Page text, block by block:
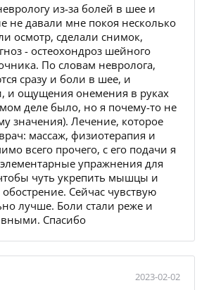
из-за болей в шее и
не давали мне покоя несколько
осмотр, сделали снимок,
- остеохондроз шейного
По словам невролога,
сразу и боли в шее, и
и ощущения онемения в руках
деле было, но я почему-то не
значения). Лечение, которое
массаж, физиотерапия и
всего прочего, с его подачи я
упражнения для
чуть укрепить мышцы и
Сейчас чувствую
лучше. Боли стали реже и
Спасибо
2023-02-02